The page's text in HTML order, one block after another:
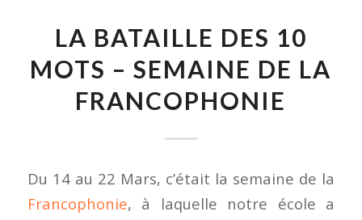
LA BATAILLE DES 10
MOTS – SEMAINE DE LA
FRANCOPHONIE
Du 14 au 22 Mars, c’était la semaine de la
Francophonie, à laquelle notre école a